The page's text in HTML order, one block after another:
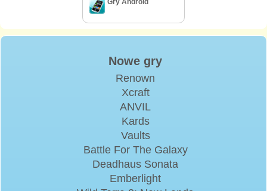
Gry Android
Nowe gry
Renown
Xcraft
ANVIL
Kards
Vaults
Battle For The Galaxy
Deadhaus Sonata
Emberlight